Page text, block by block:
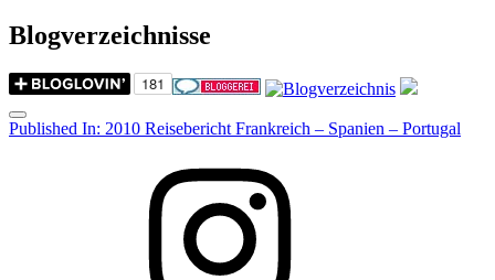
Blogverzeichnisse
Menu
Post
Published In: 2010 Reisebericht Frankreich – Spanien – Portugal